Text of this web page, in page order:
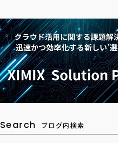
Search ブログ内検索